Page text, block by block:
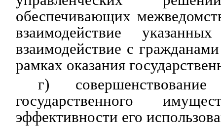
обеспечивающих
взаимодействие
взаимодействие с
рамках оказания
г)
государственного
эффективности его